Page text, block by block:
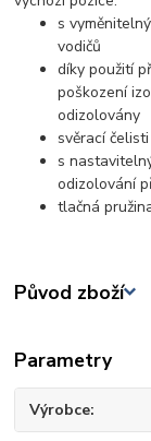
s
vodičů
díky použití
poškození
odizolovány
svěrací
s
odizolování
tlačná
Původ zboží
Parametry
Výrobce